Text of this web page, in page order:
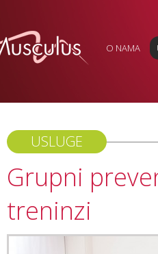
O NAMA
USLUGE
Grupni
treninzi